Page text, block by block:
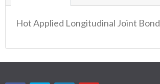
Hot Applied Longitudinal Joint Bond